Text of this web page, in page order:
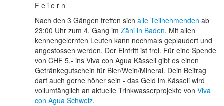
F e i e r n
Nach den 3 Gängen treffen sich alle Teilnehmenden ab
23:00 Uhr zum 4. Gang im Zäni in Baden. Mit allen
kennengelernten Leuten kann nochmals geplaudert und
angestossen werden. Der Eintritt ist frei. Für eine Spende
von CHF 5.- ins Viva con Agua Kässeli gibt es einen
Getränkegutschein für Bier/Wein/Mineral. Dein Beitrag
darf auch gerne höher sein - das Geld im Kässeli wird
vollumfänglich an aktuelle Trinkwasserprojekte von Viva
con Agua Schweiz.